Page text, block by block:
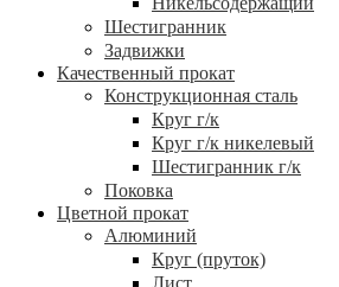
Шестигранник
Задвижки
Качественный прокат
Конструкционная сталь
Круг г/к
Круг г/к никелевый
Шестигранник г/к
Поковка
Цветной прокат
Алюминий
Круг (пруток)
Лист